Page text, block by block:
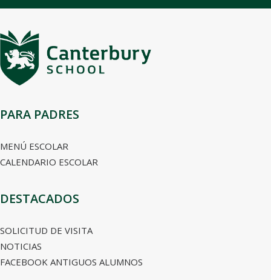
PARA PADRES
MENÚ ESCOLAR
CALENDARIO ESCOLAR
DESTACADOS
SOLICITUD DE VISITA
NOTICIAS
FACEBOOK ANTIGUOS ALUMNOS